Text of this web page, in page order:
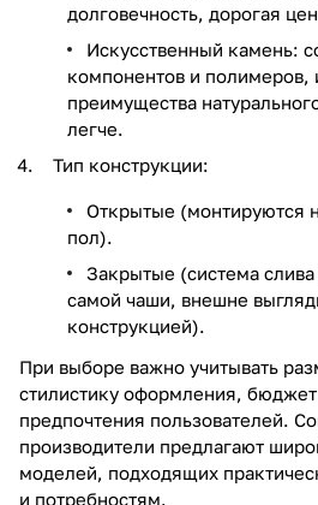
долговечность, дорогая
Искусственный камень:
компонентов и полимеров,
преимущества
легче.
Тип конструкции:
Открытые (монтируются
пол).
Закрытые (система
самой чаши, внешне
конструкцией).
При выборе важно учитывать
стилистику оформления,
предпочтения пользователей.
производители предлагают
моделей, подходящих
и потребностям.